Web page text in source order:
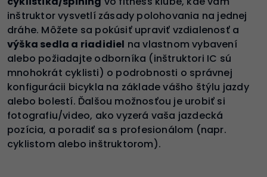
inštruktor vysvetlí zásady polohovania na jednej
dráhe. Môžete sa pokúsiť upraviť vzdialenosť a
výška sedla a riadidiel na vlastnom vybavení
alebo požiadajte odborníka (inštruktori IC sú
mnohokrát cyklisti) o podrobnosti o správnej
konfigurácii bicykla na základe vášho štýlu jazdy
alebo bolestí. Ďalšou možnosťou je urobiť si
fotografiu/video, ako vyzerá vaša jazdecká
pozícia, a poradiť sa s profesionálom (napr.
cyklistom alebo inštruktorom).